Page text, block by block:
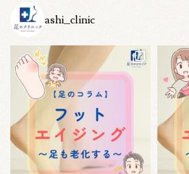
ashi_clinic